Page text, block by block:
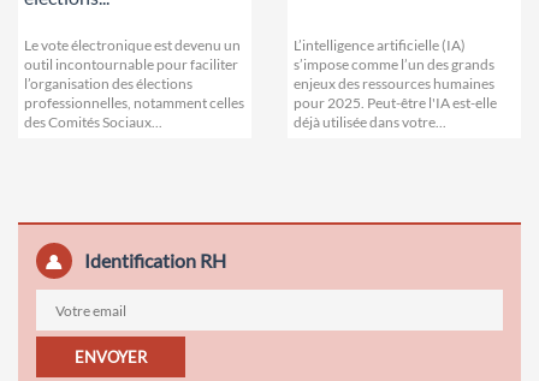
Le vote électronique est devenu un
outil incontournable pour faciliter
l’organisation des élections
professionnelles, notamment celles
des Comités Sociaux...
L’intelligence artificielle (IA)
s’impose comme l’un des grands
enjeux des ressources humaines
pour 2025. Peut-être l'IA est-elle
déjà utilisée dans votre...
Identification RH
ENVOYER